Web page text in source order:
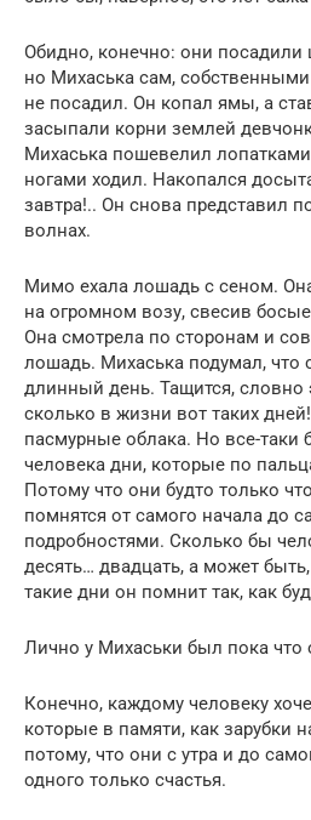
Обидно, конечно: они посадили
но Михаська сам,
не посадил. Он копал ямы, а
засыпали корни землей
Михаська пошевелил
ногами ходил. Накопался
завтра!.. Он снова представил
волнах.
Мимо ехала лошадь с сеном.
на огромном возу, свесив
Она смотрела по сторонам и
лошадь. Михаська подумал, что
длинный день. Тащится, словно
сколько в жизни вот таких
пасмурные облака. Но все-
человека дни, которые по
Потому что они будто только
помнятся от самого начала до
подробностями. Сколько бы
десять… двадцать, а может
такие дни он помнит так, как
Лично у Михаськи был пока что
Конечно, каждому человеку
которые в памяти, как зарубки
потому, что они с утра и до
одного только счастья.